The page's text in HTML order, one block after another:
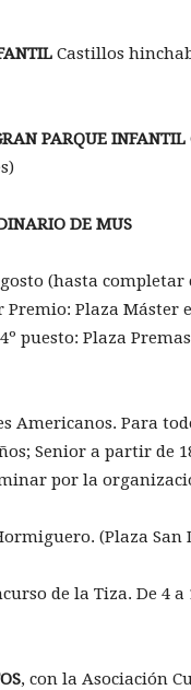
Castillos
PARQUE INFANTIL
DE MUS
(hasta
Premio: Plaza Máster
puesto: Plaza
Americanos. Para
Senior a partir de
por la
(Plaza San
de la Tiza. De 4
, con la Asociación